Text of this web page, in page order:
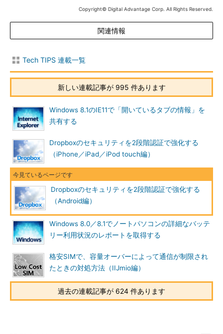
して「Google認証システム」を利用した例を説明する。これは
スマートフォンが必要だ。本稿では、Android端末のSMSアプリ
を例に挙げる。
もし1.と2.の両方に必要なデバイスを用意できるなら、1.をメイ
ンにして、2.をバックアップに使うとよいだろう（万一メインが
使えなくなっても、別の手段である2.で代替できるため）。
操作方法
2段階目の認証に用いるデバイス（端末）を準備する
認証アプリによる2段階認証を有効化する
認証アプリを利用してログインする
SMSによる2段階認証を有効化する
SMSを利用してログインする
2段階認証にも限界はある
●2段階目の認証に用いるデバイス（端末）を準備する
認証アプリを利用する場合は、Android OSまたはiOSを搭載し
た端末に、「Google認証システム」をアプリストアからインス
Copyright© Digital Advantage Corp. All Rights Reserved.
関連情報
Tech TIPS 連載一覧
新しい連載記事が 995 件あります
Windows 8.1のIE11で「開いているタブの情報」を
共有する
Dropboxのセキュリティを2段階認証で強化する
（iPhone／iPad／iPod touch編）
Dropboxのセキュリティを2段階認証で強化する
（Android編）
Windows 8.0／8.1でノートパソコンの詳細なバッテ
リー利用状況のレポートを取得する
格安SIMで、容量オーバーによって通信が制限され
たときの対処方法（IIJmio編）
過去の連載記事が 624 件あります